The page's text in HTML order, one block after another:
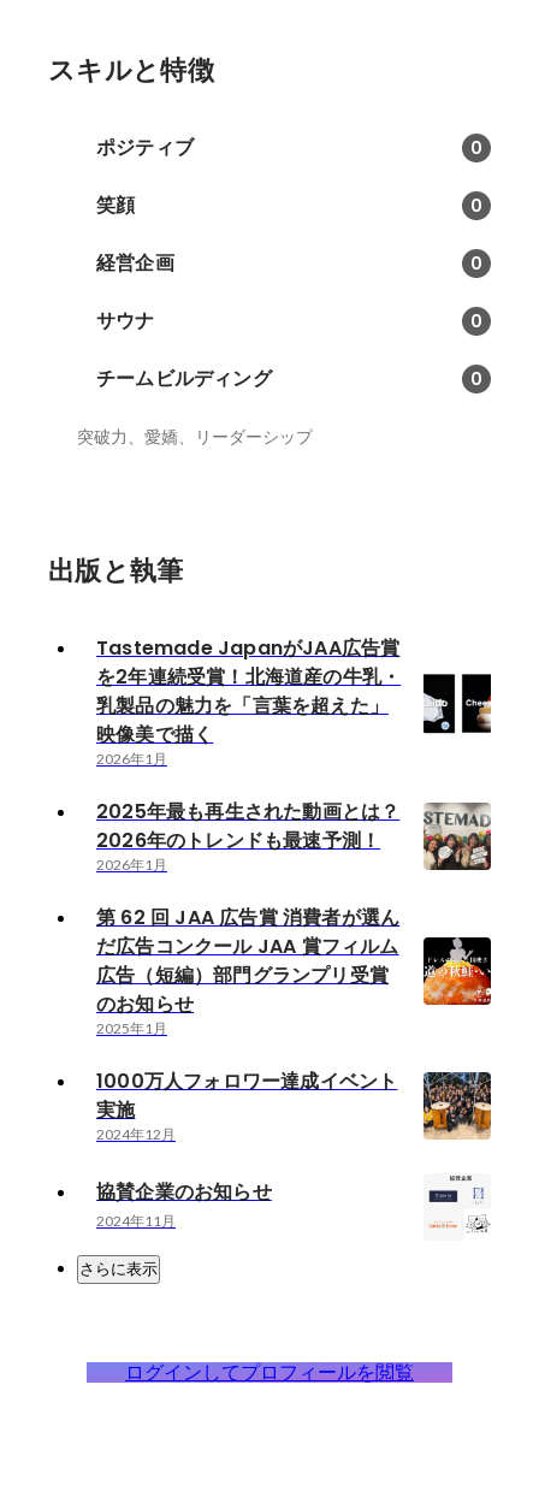
スキルと特徴
ポジティブ 0
笑顔 0
経営企画 0
サウナ 0
チームビルディング 0
突破力、愛嬌、リーダーシップ
出版と執筆
Tastemade JapanがJAA広告賞
を2年連続受賞！北海道産の牛乳・
乳製品の魅力を「言葉を超えた」
映像美で描く
2026年1月
2025年最も再生された動画とは？
2026年のトレンドも最速予測！
2026年1月
第 62 回 JAA 広告賞 消費者が選ん
だ広告コンクール JAA 賞フィルム
広告（短編）部門グランプリ受賞
のお知らせ
2025年1月
1000万人フォロワー達成イベント
実施
2024年12月
協賛企業のお知らせ
2024年11月
さらに表示
ログインしてプロフィールを閲覧